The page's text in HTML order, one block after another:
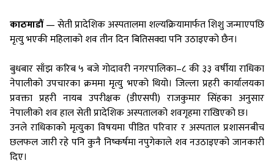
काठमाडौं— सेती प्रादेशिक अस्पतालमा शल्यक्रियामार्फत शिशु जन्माएपछि
मृत्यु भएकी महिलाको शव तीन दिन बितिसक्दा पनि उठाइएको छैन।
बुधबार साँझ करिब ५ बजे गोदावरी नगरपालिका–८ की ३३ वर्षीया राधिका
नेपालीको उपचारका क्रममा मृत्यु भएको थियो। जिल्ला प्रहरी कार्यालयका
प्रवक्ता प्रहरी नायब उपरीक्षक (डीएसपी) राजकुमार सिंहका अनुसार
नेपालीको शव हाल सेती प्रादेशिक अस्पतालको शवगृहमा राखिएको छ।
उनले राधिकाको मृत्युका विषयमा पीडित परिवार र अस्पताल प्रशासनबीच
छलफल जारी रहे पनि कुनै निष्कर्षमा नपुगेकाले शव नउठाइएको जानकारी
दिए।